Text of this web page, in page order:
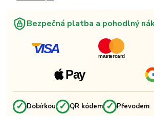
Bezpečná platba a pohodlný
VISA mastercard
Pay
✓ Dobírkou ✓ QR kódem ✓ Převodem